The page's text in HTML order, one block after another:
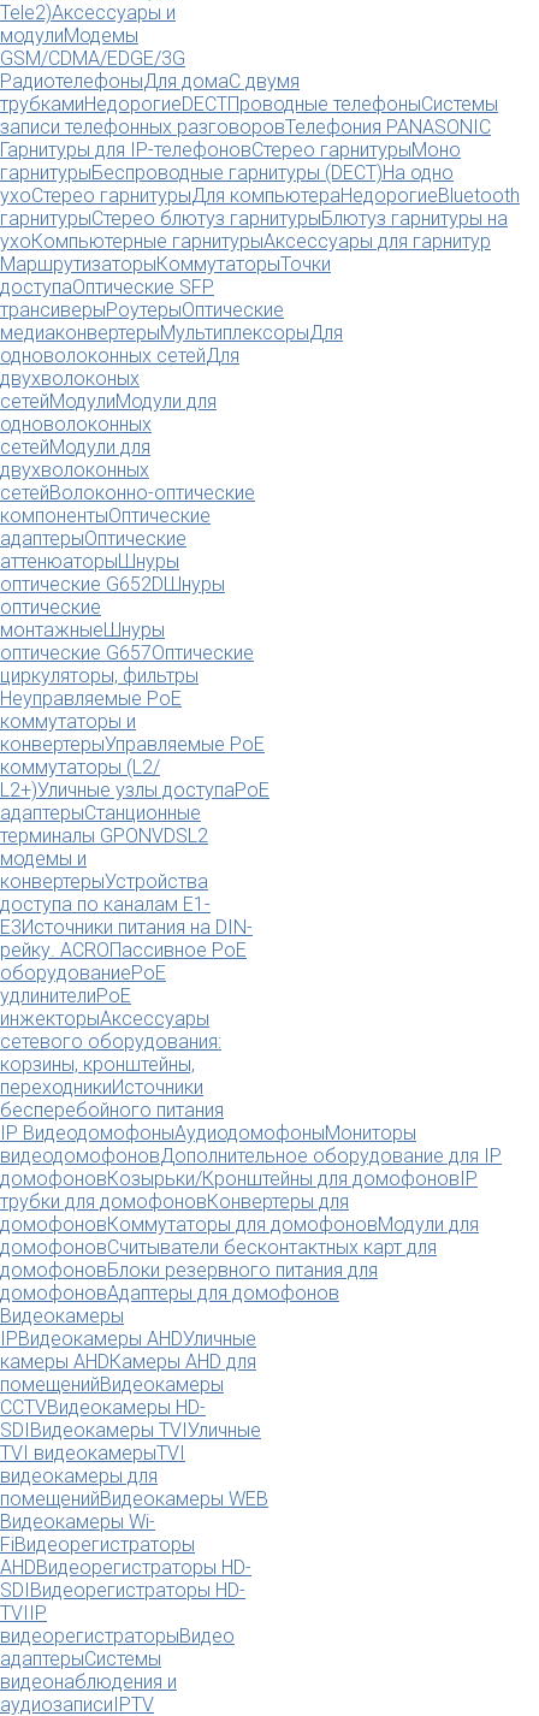
Tele2)Аксессуары и
модулиМодемы
GSM/CDMA/EDGE/3G
РадиотелефоныДля домаС двумя
трубкамиНедорогиеDECTПроводные телефоныСистемы
записи телефонных разговоровТелефония PANASONIC
Гарнитуры для IP-телефоновСтерео гарнитурыМоно
гарнитурыБеспроводные гарнитуры (DECT)На одно
ухоСтерео гарнитурыДля компьютераНедорогиеBluetooth
гарнитурыСтерео блютуз гарнитурыБлютуз гарнитуры на
ухоКомпьютерные гарнитурыАксессуары для гарнитур
МаршрутизаторыКоммутаторыТочки
доступаОптические SFP
трансиверыРоутерыОптические
медиаконвертерыМультиплексорыДля
одноволоконных сетейДля
двухволоконых
сетейМодулиМодули для
одноволоконных
сетейМодули для
двухволоконных
сетейВолоконно-оптические
компонентыОптические
адаптерыОптические
аттенюаторыШнуры
оптические G652DШнуры
оптические
монтажныеШнуры
оптические G657Оптические
циркуляторы, фильтры
Неуправляемые PoE
коммутаторы и
конвертерыУправляемые PoE
коммутаторы (L2/
L2+)Уличные узлы доступаPoE
адаптерыСтанционные
терминалы GPONVDSL2
модемы и
конвертерыУстройства
доступа по каналам E1-
E3Источники питания на DIN-
рейку. ACROПассивное PoE
оборудованиеPoE
удлинителиPoE
инжекторыАксессуары
сетевого оборудования:
корзины, кронштейны,
переходникиИсточники
бесперебойного питания
IP ВидеодомофоныАудиодомофоныМониторы
видеодомофоновДополнительное оборудование для IP
домофоновКозырьки/Кронштейны для домофоновIP
трубки для домофоновКонвертеры для
домофоновКоммутаторы для домофоновМодули для
домофоновСчитыватели бесконтактных карт для
домофоновБлоки резервного питания для
домофоновАдаптеры для домофонов
Видеокамеры
IPВидеокамеры AHDУличные
камеры AHDКамеры AHD для
помещенийВидеокамеры
CCTVВидеокамеры HD-
SDIВидеокамеры TVIУличные
TVI видеокамерыTVI
видеокамеры для
помещенийВидеокамеры WEB
Видеокамеры Wi-
FiВидеорегистраторы
AHDВидеорегистраторы HD-
SDIВидеорегистраторы HD-
TVI IP
видеорегистраторыВидео
адаптерыСистемы
видеонаблюдения и
аудиозаписиIPTV